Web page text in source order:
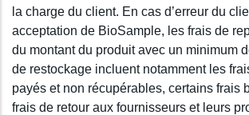
la charge du client. En cas d’erreur du
acceptation de BioSample, les frais de
du montant du produit avec un minimum
de restockage incluent notamment les
payés et non récupérables, certains frais
frais de retour aux fournisseurs et leurs